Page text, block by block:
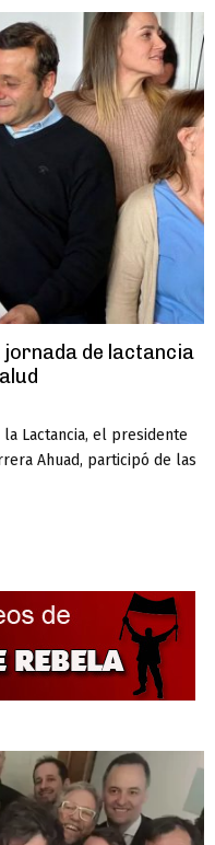
de lactancia
Lactancia, el presidente
Ahuad, participó de las